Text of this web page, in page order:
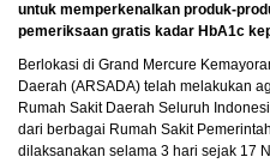
untuk memperkenalkan produk-
pemeriksaan gratis kadar HbA1c
Berlokasi di Grand Mercure
Daerah (ARSADA) telah melakukan
Rumah Sakit Daerah Seluruh
dari berbagai Rumah Sakit
dilaksanakan selama 3 hari sejak 17